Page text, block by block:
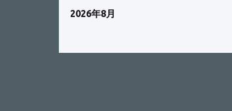
2026年8月